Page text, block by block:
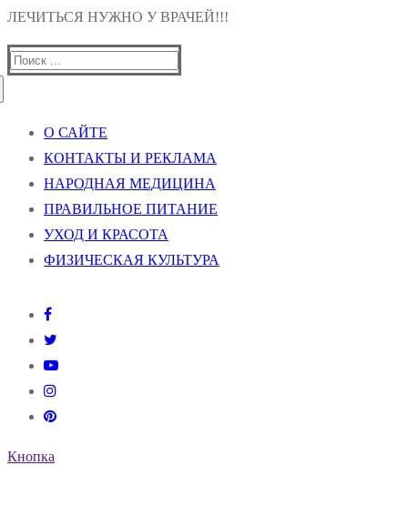
ЛЕЧИТЬСЯ НУЖНО У ВРАЧЕЙ!!!
Найти:
О САЙТЕ
КОНТАКТЫ И РЕКЛАМА
НАРОДНАЯ МЕДИЦИНА
ПРАВИЛЬНОЕ ПИТАНИЕ
УХОД И КРАСОТА
ФИЗИЧЕСКАЯ КУЛЬТУРА
Кнопка